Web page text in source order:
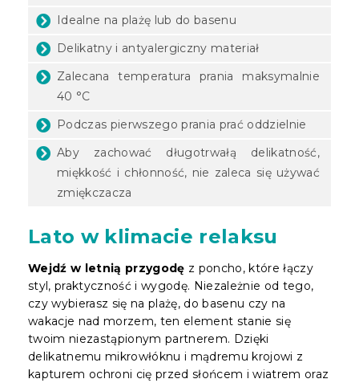
Idealne na plażę lub do basenu
Delikatny i antyalergiczny materiał
Zalecana temperatura prania maksymalnie
40 °C
Podczas pierwszego prania prać oddzielnie
Aby zachować długotrwałą delikatność,
miękkość i chłonność, nie zaleca się używać
zmiękczacza
Lato w klimacie relaksu
Wejdź w letnią przygodę z poncho, które łączy
styl, praktyczność i wygodę. Niezależnie od tego,
czy wybierasz się na plażę, do basenu czy na
wakacje nad morzem, ten element stanie się
twoim niezastąpionym partnerem. Dzięki
delikatnemu mikrowłóknu i mądremu krojowi z
kapturem ochroni cię przed słońcem i wiatrem oraz